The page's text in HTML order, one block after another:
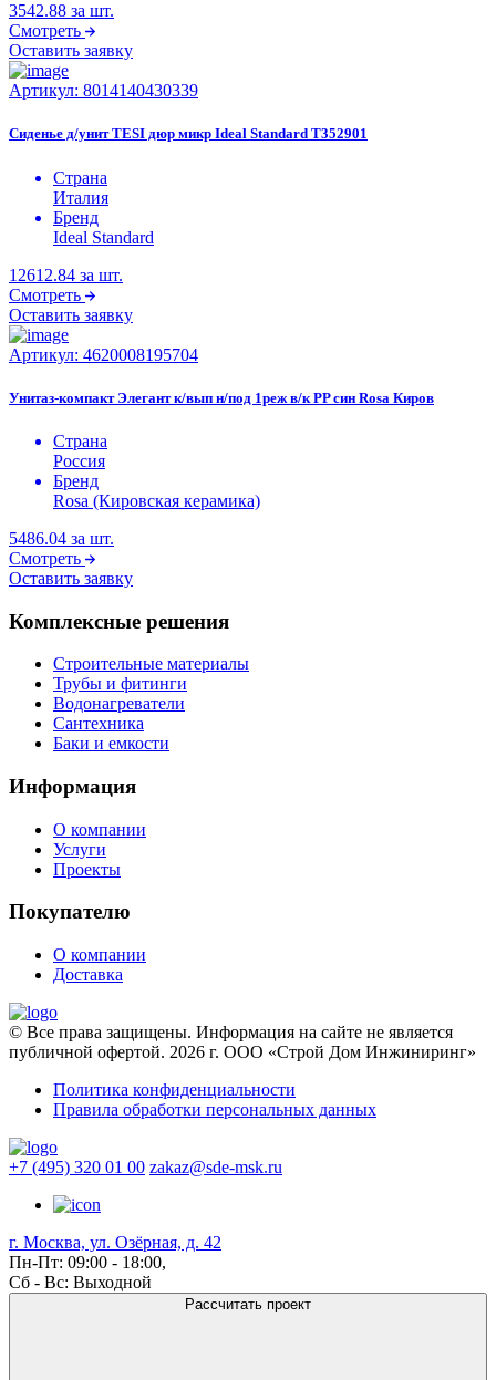
3542.88 за шт.
Смотреть
Оставить заявку
Артикул: 8014140430339
Сиденье д/унит TESI дюр микр Ideal Standard T352901
Страна
Италия
Бренд
Ideal Standard
12612.84 за шт.
Смотреть
Оставить заявку
Артикул: 4620008195704
Унитаз-компакт Элегант к/вып н/под 1реж в/к PP син Rosa Киров
Страна
Россия
Бренд
Rosa (Кировская керамика)
5486.04 за шт.
Смотреть
Оставить заявку
Комплексные решения
Строительные материалы
Трубы и фитинги
Водонагреватели
Сантехника
Баки и емкости
Информация
О компании
Услуги
Проекты
Покупателю
О компании
Доставка
© Все права защищены. Информация на сайте не является
публичной офертой. 2026 г. ООО «Строй Дом Инжиниринг»
Политика конфиденциальности
Правила обработки персональных данных
+7 (495) 320 01 00 zakaz@sde-msk.ru
г. Москва, ул. Озёрная, д. 42
Пн-Пт: 09:00 - 18:00,
Сб - Вс: Выходной
Рассчитать проект